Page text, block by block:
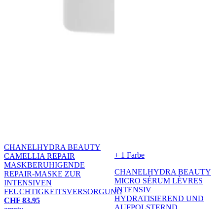
CHANELHYDRA BEAUTY
CAMELLIA REPAIR
MASKBERUHIGENDE
REPAIR-MASKE ZUR
INTENSIVEN
FEUCHTIGKEITSVERSORGUNG
CHF 83.95
+ 1 Farbe
CHANELHYDRA BEAUTY
MICRO SÉRUM LÈVRES
INTENSIV
HYDRATISIEREND UND